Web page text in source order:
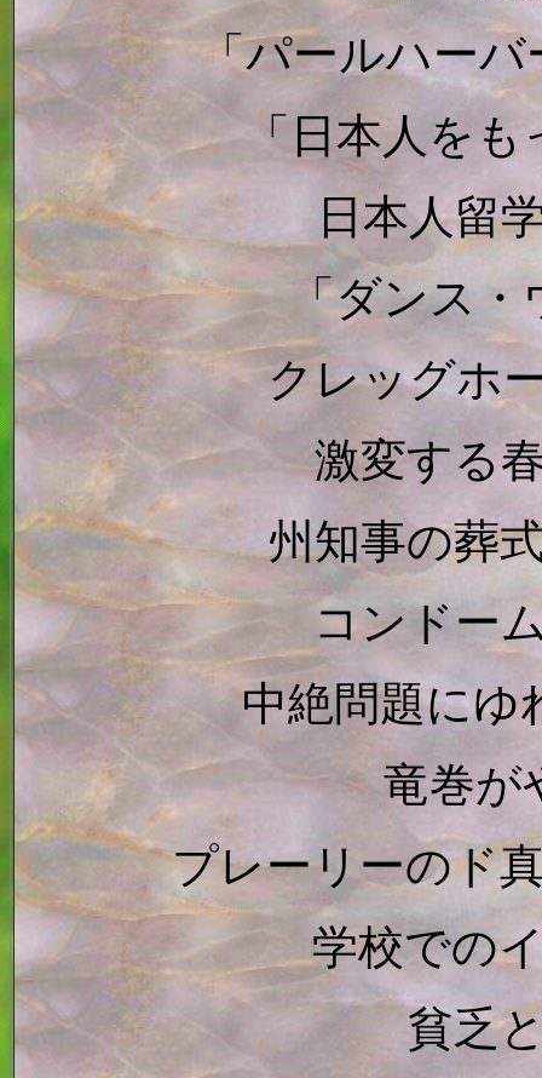
「パールハーバ
「日本人をも
日本人留
「ダンス・
クレッグホ
激変する
州知事の葬
コンドー
中絶問題にゆ
竜巻が
プレーリーのド
学校での
貧乏